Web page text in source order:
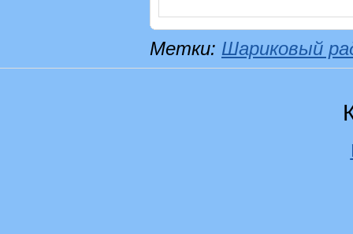
Метки: Шариковый